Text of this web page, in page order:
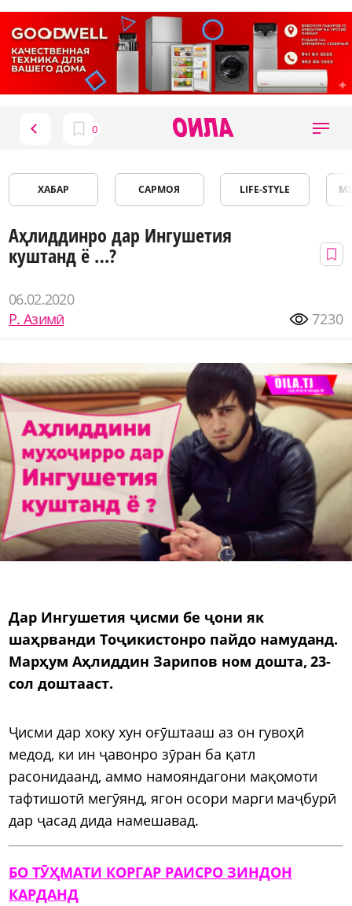
ХАБАР САРМОЯ LIFE-STYLE
Аҳлиддинро дар Ингушетия
куштанд ё …?
06.02.2020
Р. Азимӣ
7230
Дар Ингушетия ҷисми бе ҷони як
шаҳрванди Тоҷикистонро пайдо намуданд.
Марҳум Аҳлиддин Зарипов ном дошта, 23-
сол доштааст.
Ҷисми дар хоку хун оғӯштааш аз он гувоҳӣ
медод, ки ин ҷавонро зӯран ба қатл
расонидаанд, аммо намояндагони мақомоти
тафтишотӣ мегӯянд, ягон осори марги маҷбурӣ
дар ҷасад дида намешавад.
БО ТӮҲМАТИ КОРГАР РАИСРО ЗИНДОН
КАРДАНД